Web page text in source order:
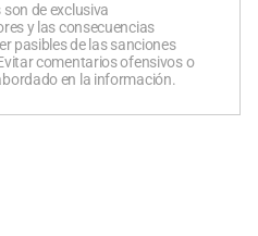
de exclusiva
y las consecuencias
pasibles de las sanciones
comentarios ofensivos o
en la información.